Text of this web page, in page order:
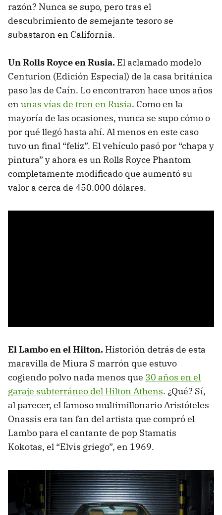
razón? Nunca se supo, pero tras el
descubrimiento de semejante tesoro se
subastaron en California.
Un Rolls Royce en Rusia. El aclamado modelo
Centurion (Edición Especial) de la casa británica
paso las de Caín. Lo encontraron hace unos años
en unas vías de tren en Rusia. Como en la
mayoría de las ocasiones, nunca se supo cómo o
por qué llegó hasta ahí. Al menos en este caso
tuvo un final “feliz”. El vehículo pasó por “chapa y
pintura” y ahora es un Rolls Royce Phantom
completamente modificado que aumentó su
valor a cerca de 450.000 dólares.
El Lambo en el Hilton. Historión detrás de esta
maravilla de Miura S marrón que estuvo
cogiendo polvo nada menos que 30 años en el
garaje subterráneo del Hilton Athens. ¿Qué? Sí,
al parecer, el famoso multimillonario Aristóteles
Onassis era tan fan del artista que compró el
Lambo para el cantante de pop Stamatis
Kokotas, el “Elvis griego”, en 1969.